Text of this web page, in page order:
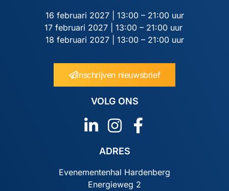
16 februari 2027 | 13:00 – 21:00 uur
17 februari 2027 | 13:00 – 21:00 uur
18 februari 2027 | 13:00 – 21:00 uur
Inschrijven nieuwsbrief
VOLG ONS
ADRES
Evenementenhal Hardenberg
Energieweg 2